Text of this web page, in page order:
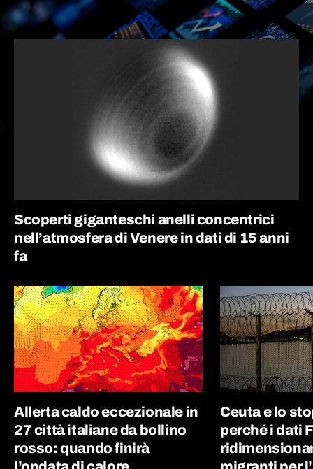
Scoperti giganteschi anelli concentrici
nell’atmosfera di Venere in dati di 15 anni
fa
Allerta caldo eccezionale in
27 città italiane da bollino
rosso: quando finirà
l’ondata di calore
Ceuta e lo
perché i dati
migranti per